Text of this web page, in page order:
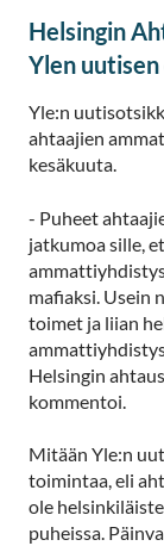
Helsingin
Ylen
Yle:n
ahtaajien
kesäkuuta.
- Puheet
jatkumoa sille,
mafiaksi. Usein
toimet ja liian
Helsingin
kommentoi.
Mitään Yle:n
toimintaa, eli
ole
puheissa.